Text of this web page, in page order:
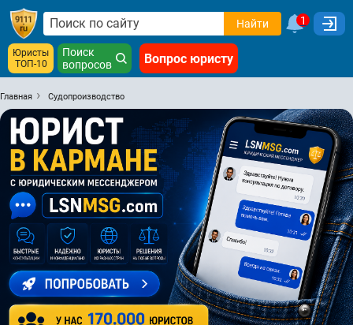
Найти 1
Юристы
ТОП-10
Поиск
вопросов
Вопрос юристу
Главная Судопроизводство